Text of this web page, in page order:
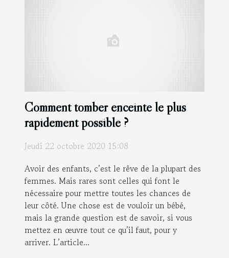
Comment tomber enceinte le plus
rapidement possible ?
Jeudi 22 octobre 2020 15:08
Avoir des enfants, c’est le rêve de la plupart des
femmes. Mais rares sont celles qui font le
nécessaire pour mettre toutes les chances de
leur côté. Une chose est de vouloir un bébé,
mais la grande question est de savoir, si vous
mettez en œuvre tout ce qu’il faut, pour y
arriver. L’article...